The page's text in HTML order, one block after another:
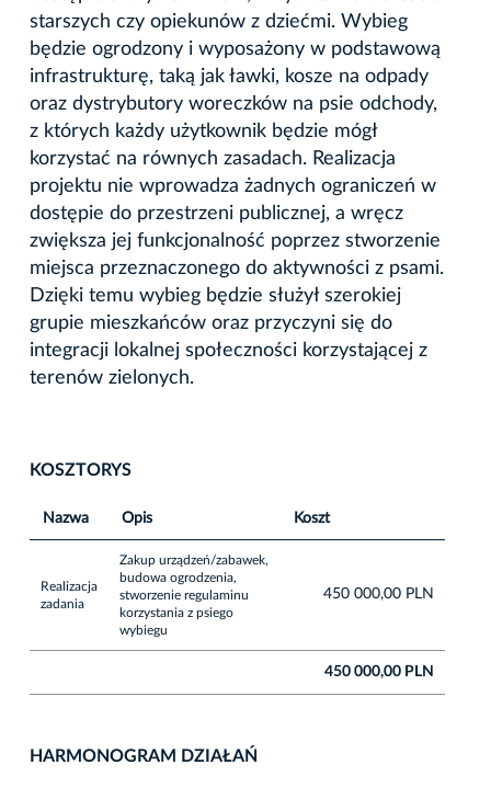
starszych czy opiekunów z dziećmi. Wybieg
będzie ogrodzony i wyposażony w podstawową
infrastrukturę, taką jak ławki, kosze na odpady
oraz dystrybutory woreczków na psie odchody,
z których każdy użytkownik będzie mógł
korzystać na równych zasadach. Realizacja
projektu nie wprowadza żadnych ograniczeń w
dostępie do przestrzeni publicznej, a wręcz
zwiększa jej funkcjonalność poprzez stworzenie
miejsca przeznaczonego do aktywności z psami.
Dzięki temu wybieg będzie służył szerokiej
grupie mieszkańców oraz przyczyni się do
integracji lokalnej społeczności korzystającej z
terenów zielonych.
KOSZTORYS
Nazwa Opis Koszt
Realizacja
zadania
Zakup urządzeń/zabawek,
budowa ogrodzenia,
stworzenie regulaminu
korzystania z psiego
wybiegu
450 000,00 PLN
450 000,00 PLN
HARMONOGRAM DZIAŁAŃ